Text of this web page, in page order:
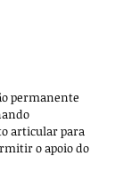
permanente
articular para
o apoio do